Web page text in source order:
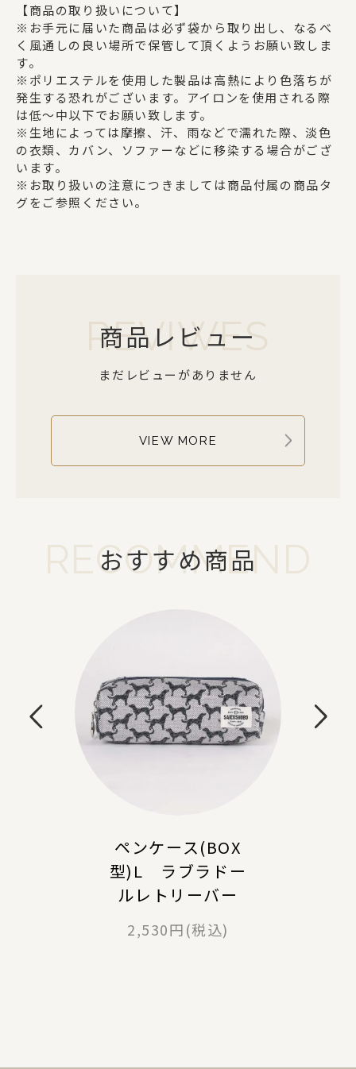
【商品の取り扱いについて】
※お手元に届いた商品は必ず袋から取り出し、なるべ
く風通しの良い場所で保管して頂くようお願い致しま
す。
※ポリエステルを使用した製品は高熱により色落ちが
発生する恐れがございます。アイロンを使用される際
は低～中以下でお願い致します。
※生地によっては摩擦、汗、雨などで濡れた際、淡色
の衣類、カバン、ソファーなどに移染する場合がござ
います。
※お取り扱いの注意につきましては商品付属の商品タ
グをご参照ください。
REVIWES
商品レビュー
まだレビューがありません
VIEW MORE
RECOMMEND
おすすめ商品
ペンケース(BOX
型)L ラブラドー
ルレトリーバー
2,530円(税込)